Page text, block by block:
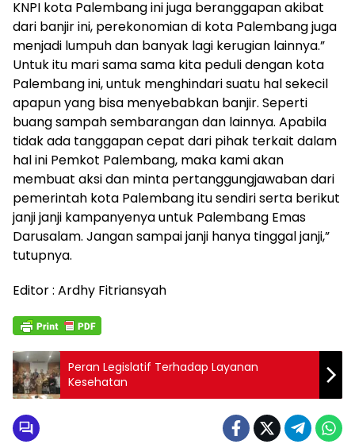
KNPI kota Palembang ini juga beranggapan akibat
dari banjir ini, perekonomian di kota Palembang juga
menjadi lumpuh dan banyak lagi kerugian lainnya.”
Untuk itu mari sama sama kita peduli dengan kota
Palembang ini, untuk menghindari suatu hal sekecil
apapun yang bisa menyebabkan banjir. Seperti
buang sampah sembarangan dan lainnya. Apabila
tidak ada tanggapan cepat dari pihak terkait dalam
hal ini Pemkot Palembang, maka kami akan
membuat aksi dan minta pertanggungjawaban dari
pemerintah kota Palembang itu sendiri serta berikut
janji janji kampanyenya untuk Palembang Emas
Darusalam. Jangan sampai janji hanya tinggal janji,”
tutupnya.
Editor : Ardhy Fitriansyah
Peran Legislatif Terhadap Layanan
Kesehatan